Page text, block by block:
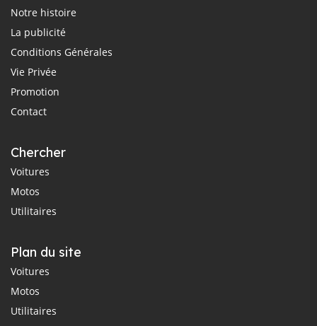
Notre histoire
La publicité
Conditions Générales
Vie Privée
Promotion
Contact
Chercher
Voitures
Motos
Utilitaires
Plan du site
Voitures
Motos
Utilitaires